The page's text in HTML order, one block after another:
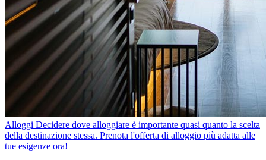
Alloggi Decidere dove alloggiare è importante quasi quanto la scelta
della destinazione stessa. Prenota l'offerta di alloggio più adatta alle
tue esigenze ora!